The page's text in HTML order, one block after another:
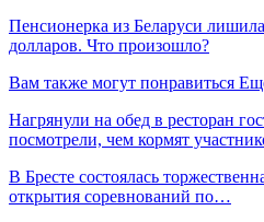
Пенсионерка из Беларуси
долларов. Что произошло?
Вам также могут понравиться
Нагрянули на обед в ресторан
посмотрели, чем кормят
В Бресте состоялась
открытия соревнований по…